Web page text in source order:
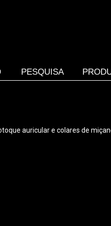
PESQUISA
auricular e colares de